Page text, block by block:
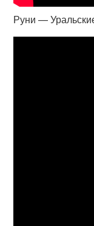
Руни —